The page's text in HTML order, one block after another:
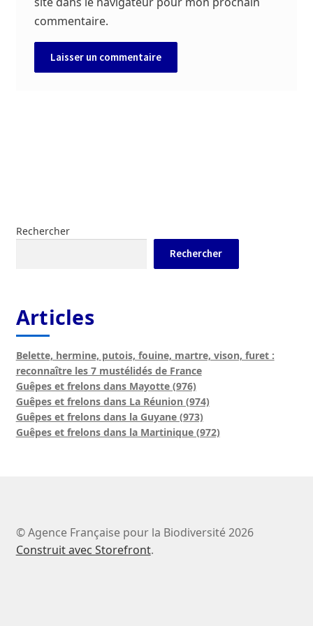
commentaire.
Rechercher
Rechercher
Articles
Belette, hermine, putois, fouine, martre, vison, furet :
reconnaître les 7 mustélidés de France
Guêpes et frelons dans Mayotte (976)
Guêpes et frelons dans La Réunion (974)
Guêpes et frelons dans la Guyane (973)
Guêpes et frelons dans la Martinique (972)
© Agence Française pour la Biodiversité 2026
Construit avec Storefront.